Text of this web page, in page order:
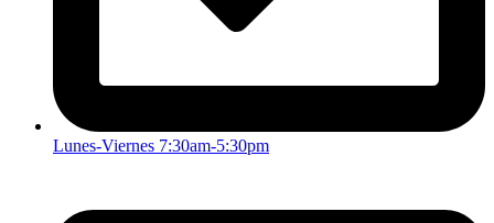
Lunes-Viernes 7:30am-5:30pm